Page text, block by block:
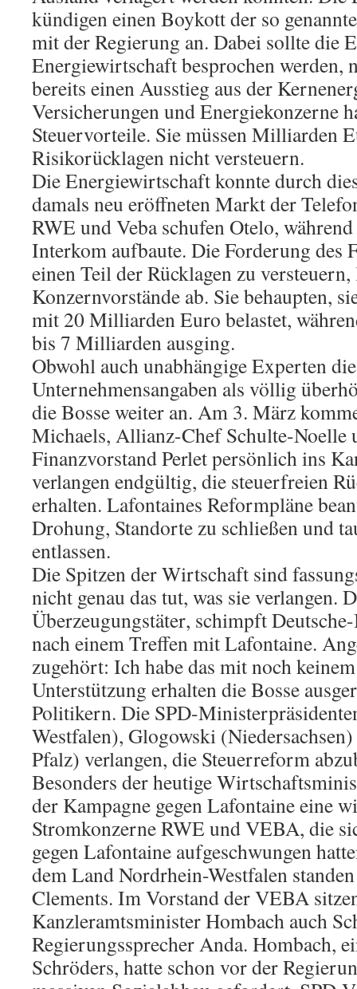
kündigen einen Boykott der so
mit der Regierung an. Dabei sollte die
Energiewirtschaft besprochen werden,
bereits einen Ausstieg aus der
Versicherungen und Energiekonzerne
Steuervorteile. Sie müssen Milliarden
Risikorücklagen nicht versteuern.
Die Energiewirtschaft konnte durch
damals neu eröffneten Markt der
RWE und Veba schufen Otelo,
Interkom aufbaute. Die Forderung des
einen Teil der Rücklagen zu
Konzernvorstände ab. Sie behaupten,
mit 20 Milliarden Euro belastet,
bis 7 Milliarden ausging.
Obwohl auch unabhängige Experten die
Unternehmensangaben als völlig
die Bosse weiter an. Am 3. März
Michaels, Allianz-Chef Schulte-Noelle
Finanzvorstand Perlet persönlich ins
verlangen endgültig, die steuerfreien
erhalten. Lafontaines Reformpläne
Drohung, Standorte zu schließen und
entlassen.
Die Spitzen der Wirtschaft sind
nicht genau das tut, was sie verlangen.
Überzeugungstäter, schimpft
nach einem Treffen mit Lafontaine.
zugehört: Ich habe das mit noch
Unterstützung erhalten die Bosse
Politikern. Die SPD-
Westfalen), Glogowski
Pfalz) verlangen, die Steuerreform
Besonders der heutige
der Kampagne gegen Lafontaine eine
Stromkonzerne RWE und VEBA, die
gegen Lafontaine aufgeschwungen
dem Land Nordrhein-Westfalen
Clements. Im Vorstand der VEBA
Kanzleramtsminister Hombach auch
Regierungssprecher Anda. Hombach,
Schröders, hatte schon vor der